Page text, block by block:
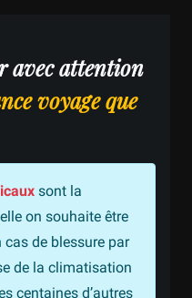
avec attention
voyage que
sont la
on souhaite être
cas de blessure par
de la climatisation
centaines d’autres